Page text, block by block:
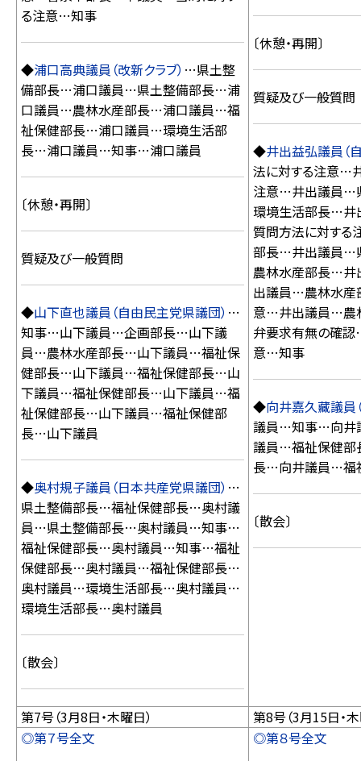
る注意…知事
◆浦口高典議員（改新クラブ） …県土整
備部長…浦口議員…県土整備部長…浦
口議員…農林水産部長…浦口議員…福
祉保健部長…浦口議員…環境生活部
長…浦口議員…知事…浦口議員
〔休憩・再開〕
質疑及び一般質問
◆山下直也議員（自由民主党県議団） …
知事…山下議員…企画部長…山下議
員…農林水産部長…山下議員…福祉保
健部長…山下議員…福祉保健部長…山
下議員…福祉保健部長…山下議員…福
祉保健部長…山下議員…福祉保健部
長…山下議員
◆奥村規子議員（日本共産党県議団） …
県土整備部長…福祉保健部長…奥村議
員…県土整備部長…奥村議員…知事…
福祉保健部長…奥村議員…知事…福祉
保健部長…奥村議員…福祉保健部長…
奥村議員…環境生活部長…奥村議員…
環境生活部長…奥村議員
〔散会〕
〔休憩・再開〕
質疑及び一般質問
◆井出益弘議員（
法に対する注意…
注意…井出議員…
環境生活部長…
質問方法に対す
部長…井出議員…
農林水産部長…
出議員…農林水産
意…井出議員…農
弁要求有無の確
意…知事
◆向井嘉久藏議員
議員…知事…向井
議員…福祉保健
長…向井議員…福
〔散会〕
第7号（3月8日・木曜日）
第8号（3月15日・
◎第７号全文
◎第８号全文